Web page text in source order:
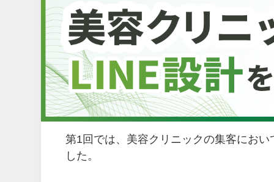
第1回では、美容クリニックの集客にお
した。